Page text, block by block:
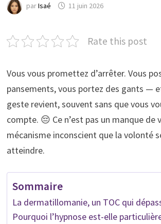
parIsaé 11 juin 2026
Rate this post
Vous vous promettez d’arrêter. Vous
pansements, vous portez des gants —
geste revient, souvent sans que vous
compte. 😔 Ce n’est pas un manque de
mécanisme inconscient que la volonté
atteindre.
Sommaire
La dermatillomanie, un TOC qui
Pourquoi l’hypnose est-elle